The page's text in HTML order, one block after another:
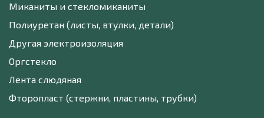
Миканиты и стекломиканиты
Полиуретан (листы, втулки, детали)
Другая электроизоляция
Оргстекло
Лента слюдяная
Фторопласт (стержни, пластины, трубки)